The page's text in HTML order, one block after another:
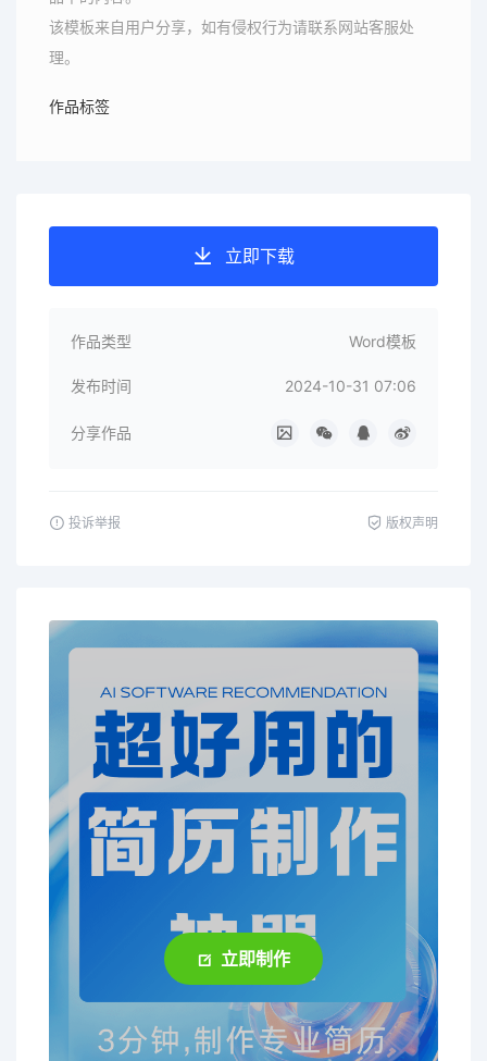
该模板来自用户分享，如有侵权行为请联系网站客服处
理。
作品标签
立即下载
作品类型 Word模板
发布时间 2024-10-31 07:06
分享作品
投诉举报 版权声明
立即制作